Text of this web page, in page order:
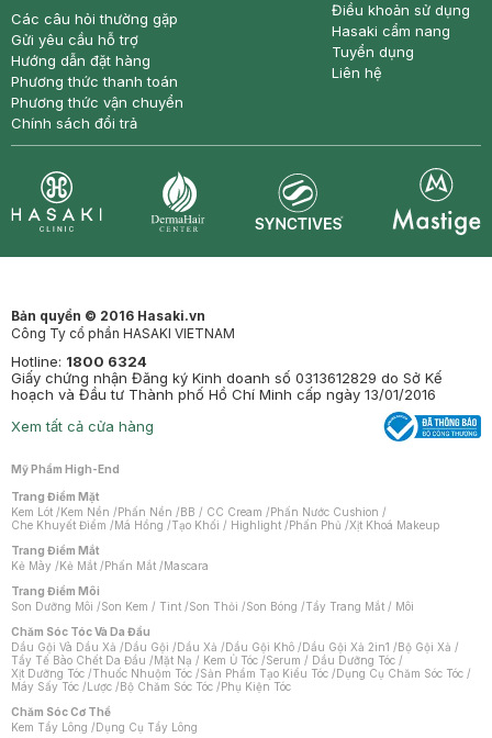
Các câu hỏi thường gặp
Gửi yêu cầu hỗ trợ
Hướng dẫn đặt hàng
Phương thức thanh toán
Phương thức vận chuyển
Chính sách đổi trả
Điều khoản sử dụng
Hasaki cẩm nang
Tuyển dụng
Liên hệ
Bản quyền © 2016 Hasaki.vn
Công Ty cổ phần HASAKI VIETNAM
Hotline: 1800 6324
Giấy chứng nhận Đăng ký Kinh doanh số 0313612829 do Sở Kế
hoạch và Đầu tư Thành phố Hồ Chí Minh cấp ngày 13/01/2016
Xem tất cả cửa hàng
Mỹ Phẩm High-End
Trang Điểm Mặt
Kem Lót /Kem Nền /Phấn Nền /BB / CC Cream /Phấn Nước Cushion /
Che Khuyết Điểm /Má Hồng /Tạo Khối / Highlight /Phấn Phủ /Xịt Khoá Makeup
Trang Điểm Mắt
Kẻ Mày /Kẻ Mắt /Phấn Mắt /Mascara
Trang Điểm Môi
Son Dưỡng Môi /Son Kem / Tint /Son Thỏi /Son Bóng /Tẩy Trang Mắt / Môi
Chăm Sóc Tóc Và Da Đầu
Dầu Gội Và Dầu Xả /Dầu Gội /Dầu Xả /Dầu Gội Khô /Dầu Gội Xả 2in1 /Bộ Gội Xả /
Tẩy Tế Bào Chết Da Đầu /Mặt Nạ / Kem Ủ Tóc /Serum / Dầu Dưỡng Tóc /
Xịt Dưỡng Tóc /Thuốc Nhuộm Tóc /Sản Phẩm Tạo Kiểu Tóc /Dụng Cụ Chăm Sóc Tóc /
Máy Sấy Tóc /Lược /Bộ Chăm Sóc Tóc /Phụ Kiện Tóc
Chăm Sóc Cơ Thể
Kem Tẩy Lông /Dụng Cụ Tẩy Lông